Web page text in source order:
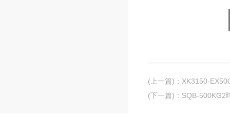
(上一篇) ： XK3150-
(下一篇) ： SQB-500KG2